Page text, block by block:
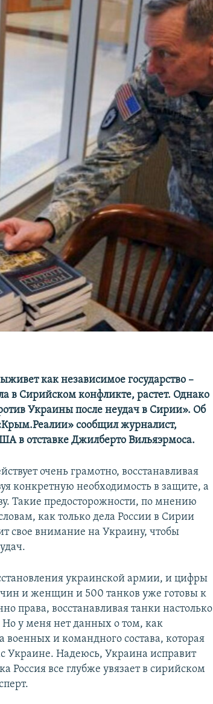
как независимое государство –
в Сирийском конфликте, растет. Однако
Украины после неудач в Сирии». Об
сообщил журналист,
в отставке Джилберто Вильяэрмоса.
очень грамотно, восстанавливая
конкретную необходимость в защите, а
Такие предосторожности, по мнению
как только дела России в Сирии
свое внимание на Украину, чтобы
украинской армии, и цифры
и женщин и 500 танков уже готовы к
права, восстанавливая танки настолько
Но у меня нет данных о том, как
военных и командного состава, которая
Украине. Надеюсь, Украина исправит
Россия все глубже увязает в сирийском